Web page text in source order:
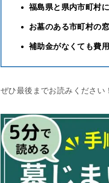
福島県と県内市町村
お墓のある市町村の
補助金がなくても費
ぜひ最後までお読みください！